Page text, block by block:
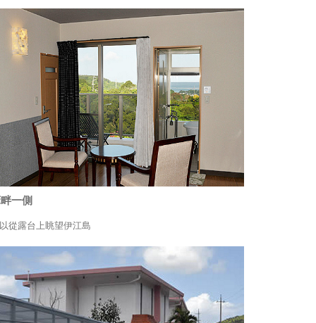
一側
從露台上眺望伊江島